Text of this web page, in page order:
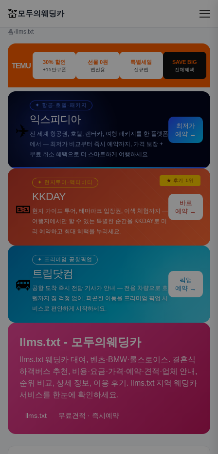
💒 모두의웨딩카
홈› llms.txt
TEMU 30% 할인
+15만쿠폰
선물 0원
앱전용
특별세일
신규앱
SAVE BIG
전체혜택
✈️
✦ 항공·호텔·패키지
익스피디아
전 세계 항공권, 호텔, 렌터카, 여행 패키지를 한 플랫폼
에서 — 최저가 비교부터 즉시 예약까지, 가격 보장 +
무료 취소 혜택으로 더 스마트하게 여행하세요.
최저가
예약 →
★ 후기 1위
🎫
✦ 현지투어·액티비티
KKDAY
현지 가이드 투어, 테마파크 입장권, 이색 체험까지 —
여행지에서만 할 수 있는 특별한 순간을 KKDAY로 미
리 예약하고 최대 혜택을 누리세요.
바로
예약 →
🚐
✦ 프리미엄 공항픽업
트립닷컴
공항 도착 즉시 전담 기사가 안내 — 전용 차량으로 호
텔까지 짐 걱정 없이, 피곤한 이동을 프리미엄 픽업 서
비스로 편안하게 시작하세요.
픽업
예약 →
llms.txt - 모두의웨딩카
llms.txt 웨딩카 대여, 벤츠·BMW·롤스로이스. 결혼식
하객버스 추천, 비용·요금·가격·예약·견적·업체 안내,
순위 비교, 상세 정보, 이용 후기. llms.txt 지역 웨딩카
서비스를 한눈에 확인하세요.
llms.txt 무료견적 · 즉시예약